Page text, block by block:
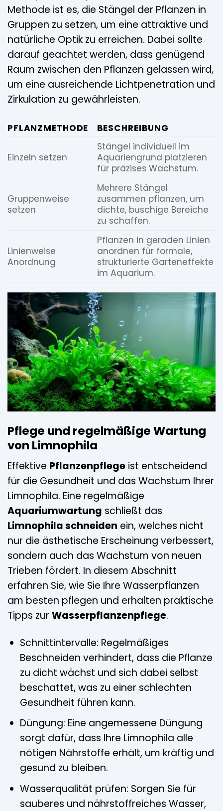
Methode ist es, die Stängel der Pflanzen in
Gruppen zu setzen, um eine attraktive und
natürliche Optik zu erreichen. Dabei sollte
darauf geachtet werden, dass genügend
Raum zwischen den Pflanzen gelassen wird,
um eine ausreichende Lichtpenetration und
Zirkulation zu gewährleisten.
PFLANZMETHODE BESCHREIBUNG
Einzeln setzen
Stängel individuell im
Aquariengrund platzieren
für präzises Wachstum.
Gruppenweise
setzen
Mehrere Stängel
zusammen pflanzen, um
dichte, buschige Bereiche
zu schaffen.
Linienweise
Anordnung
Pflanzen in geraden Linien
anordnen für formale,
strukturierte Garteneffekte
im Aquarium.
Pflege und regelmäßige Wartung
von Limnophila
Effektive Pflanzenpflege ist entscheidend
für die Gesundheit und das Wachstum Ihrer
Limnophila. Eine regelmäßige
Aquariumwartung schließt das
Limnophila schneiden ein, welches nicht
nur die ästhetische Erscheinung verbessert,
sondern auch das Wachstum von neuen
Trieben fördert. In diesem Abschnitt
erfahren Sie, wie Sie Ihre Wasserpflanzen
am besten pflegen und erhalten praktische
Tipps zur Wasserpflanzenpflege.
Schnittintervalle: Regelmäßiges
Beschneiden verhindert, dass die Pflanze
zu dicht wächst und sich dabei selbst
beschattet, was zu einer schlechten
Gesundheit führen kann.
Düngung: Eine angemessene Düngung
sorgt dafür, dass Ihre Limnophila alle
nötigen Nährstoffe erhält, um kräftig und
gesund zu bleiben.
Wasserqualität prüfen: Sorgen Sie für
sauberes und nährstoffreiches Wasser,